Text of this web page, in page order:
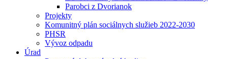
Parobci z Dvorianok
Projekty
Komunitný plán sociálnych služieb 2022-2030
PHSR
Vývoz odpadu
Úrad